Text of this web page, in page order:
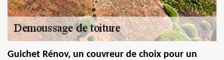
Guichet Rénov, un couvreur de choix pour un